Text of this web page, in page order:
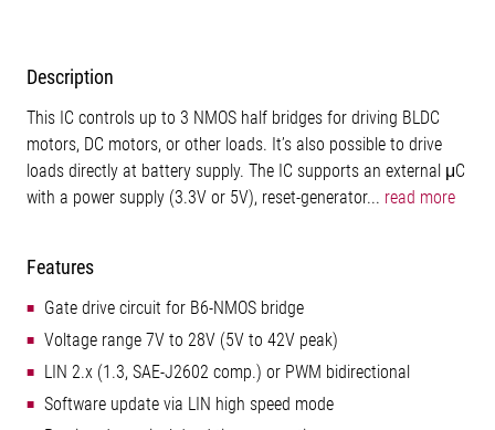
Description
This IC controls up to 3 NMOS half bridges for driving BLDC
motors, DC motors, or other loads. It’s also possible to drive
loads directly at battery supply. The IC supports an external μC
with a power supply (3.3V or 5V), reset-generator... read more
Features
Gate drive circuit for B6-NMOS bridge
Voltage range 7V to 28V (5V to 42V peak)
LIN 2.x (1.3, SAE-J2602 comp.) or PWM bidirectional
Software update via LIN high speed mode